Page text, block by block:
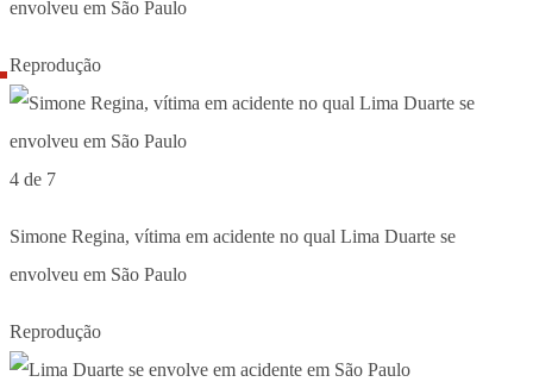
envolveu em São Paulo
Reprodução
4 de 7
Simone Regina, vítima em acidente no qual Lima Duarte se
envolveu em São Paulo
Reprodução